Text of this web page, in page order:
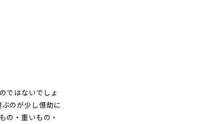
ではないでしょ
のが少し億劫に
の・重いもの・